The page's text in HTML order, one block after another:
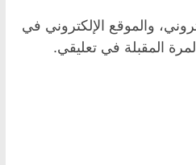
والموقع الإلكتروني في
المقبلة في تعليقي.